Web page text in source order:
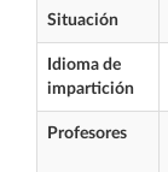
Situación
Idioma de
impartición
Profesores